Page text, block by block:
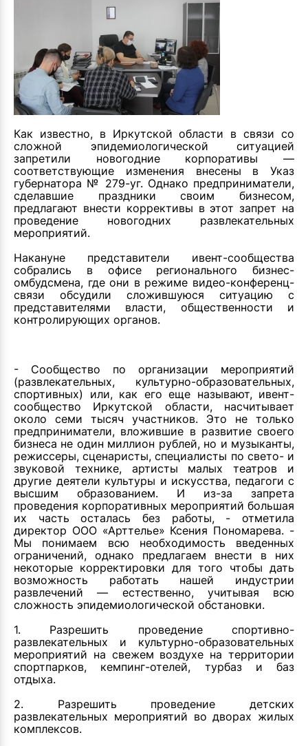
Как известно, в Иркутской области в связи со
сложной эпидемиологической ситуацией
запретили новогодние корпоративы —
соответствующие изменения внесены в Указ
губернатора № 279-уг. Однако предприниматели,
сделавшие праздники своим бизнесом,
предлагают внести коррективы в этот запрет на
проведение новогодних развлекательных
мероприятий.
Накануне представители ивент-сообщества
собрались в офисе регионального бизнес-
омбудсмена, где они в режиме видео-конференц-
связи обсудили сложившуюся ситуацию с
представителями власти, общественности и
контролирующих органов.
- Сообщество по организации мероприятий
(развлекательных, культурно-образовательных,
спортивных) или, как его еще называют, ивент-
сообщество Иркутской области, насчитывает
около семи тысяч участников. Это не только
предприниматели, вложившие в развитие своего
бизнеса не один миллион рублей, но и музыканты,
режиссеры, сценаристы, специалисты по свето- и
звуковой технике, артисты малых театров и
другие деятели культуры и искусства, педагоги с
высшим образованием. И из-за запрета
проведения корпоративных мероприятий большая
их часть осталась без работы, - отметила
директор ООО «Арттелье» Ксения Пономарева. -
Мы понимаем всю необходимость введенных
ограничений, однако предлагаем внести в них
некоторые корректировки для того чтобы дать
возможность работать нашей индустрии
развлечений — естественно, учитывая всю
сложность эпидемиологической обстановки.
1. Разрешить проведение спортивно-
развлекательных и культурно-образовательных
мероприятий на свежем воздухе на территории
спортпарков, кемпинг-отелей, турбаз и баз
отдыха.
2. Разрешить проведение детских
развлекательных мероприятий во дворах жилых
комплексов.